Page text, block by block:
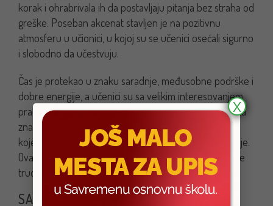
korak i ohrabrivala ih da postavljaju pitanja bez straha od
greške. Poseban akcenat stavljen je na pozitivnu
atmosferu u učionici, u kojoj su se učenici osećali sigurno
i slobodno da učestvuju.
Čas je protekao u znaku saradnje, međusobne podrške i
dobre energije, a učenici su sa velikim interesovanjem
pratili aktivnosti. Kraj časa obeležen je malim, ali veoma
značajnim znakom pažnje – pohvalama u vidu stikera,
koje su učenici doživeli kao priznanje za trud i zalaganje.
Ovakav način rada dodatno motiviše decu i uči ih da se
trud, pažnja i upornost prepoznaju i vrednuju.
SAVREMENA PRAKSA KOJA GRADI
X